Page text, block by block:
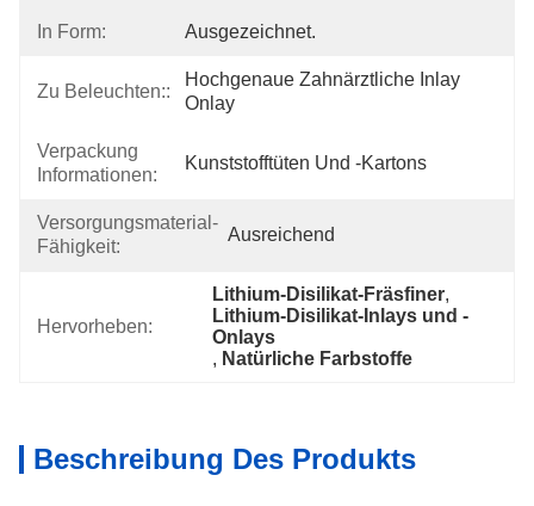
In Form: Ausgezeichnet.
Zu Beleuchten::
Hochgenaue Zahnärztliche Inlay
Onlay
Verpackung
Informationen:
Kunststofftüten Und -kartons
Versorgungsmaterial-
Fähigkeit:
Ausreichend
Hervorheben:
Lithium-Disilikat-Fräsfiner,
Lithium-Disilikat-Inlays und -
Onlays
, Natürliche Farbstoffe
Beschreibung Des Produkts